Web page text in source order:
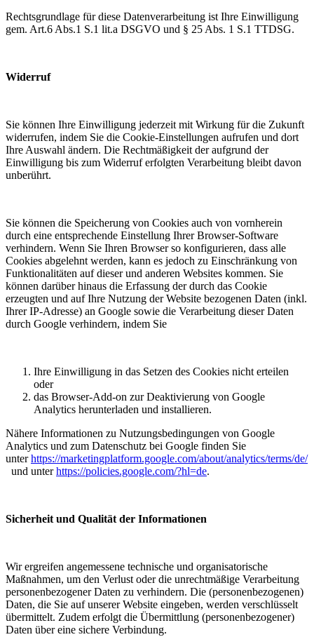
Rechtsgrundlage für diese Datenverarbeitung ist Ihre Einwilligung
gem. Art.6 Abs.1 S.1 lit.a DSGVO und § 25 Abs. 1 S.1 TTDSG.
Widerruf
Sie können Ihre Einwilligung jederzeit mit Wirkung für die Zukunft
widerrufen, indem Sie die Cookie-Einstellungen aufrufen und dort
Ihre Auswahl ändern. Die Rechtmäßigkeit der aufgrund der
Einwilligung bis zum Widerruf erfolgten Verarbeitung bleibt davon
unberührt.
Sie können die Speicherung von Cookies auch von vornherein
durch eine entsprechende Einstellung Ihrer Browser-Software
verhindern. Wenn Sie Ihren Browser so konfigurieren, dass alle
Cookies abgelehnt werden, kann es jedoch zu Einschränkung von
Funktionalitäten auf dieser und anderen Websites kommen. Sie
können darüber hinaus die Erfassung der durch das Cookie
erzeugten und auf Ihre Nutzung der Website bezogenen Daten (inkl.
Ihrer IP-Adresse) an Google sowie die Verarbeitung dieser Daten
durch Google verhindern, indem Sie
Ihre Einwilligung in das Setzen des Cookies nicht erteilen
oder
das Browser-Add-on zur Deaktivierung von Google
Analytics herunterladen und installieren.
Nähere Informationen zu Nutzungsbedingungen von Google
Analytics und zum Datenschutz bei Google finden Sie
unterhttps://marketingplatform.google.com/about/analytics/terms/de/
und unterhttps://policies.google.com/?hl=de.
Sicherheit und Qualität der Informationen
Wir ergreifen angemessene technische und organisatorische
Maßnahmen, um den Verlust oder die unrechtmäßige Verarbeitung
personenbezogener Daten zu verhindern. Die (personenbezogenen)
Daten, die Sie auf unserer Website eingeben, werden verschlüsselt
übermittelt. Zudem erfolgt die Übermittlung (personenbezogener)
Daten über eine sichere Verbindung.